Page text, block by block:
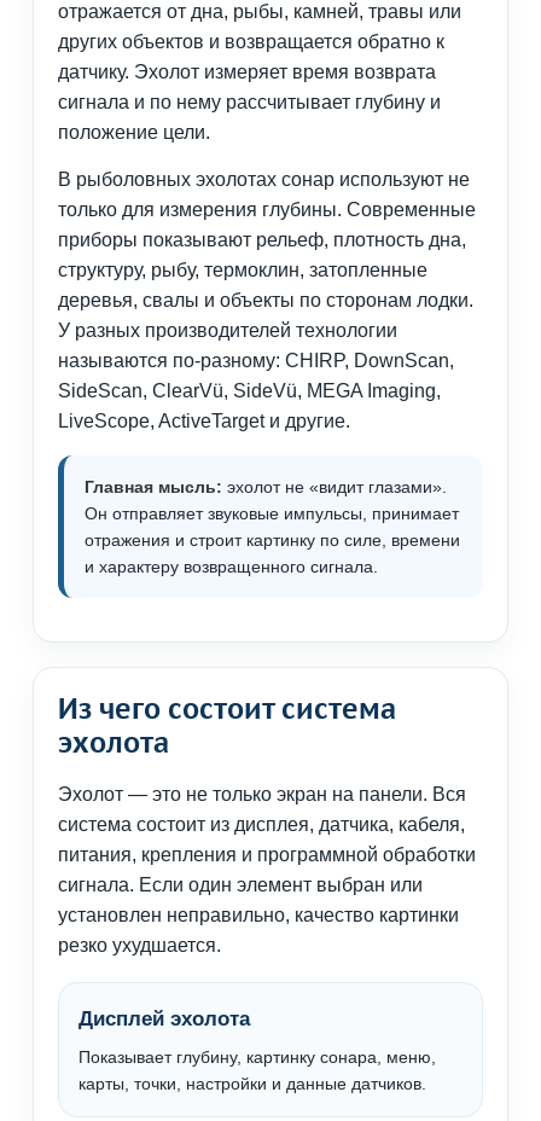
отражается от дна, рыбы, камней, травы или
других объектов и возвращается обратно к
датчику. Эхолот измеряет время возврата
сигнала и по нему рассчитывает глубину и
положение цели.
В рыболовных эхолотах сонар используют не
только для измерения глубины. Современные
приборы показывают рельеф, плотность дна,
структуру, рыбу, термоклин, затопленные
деревья, свалы и объекты по сторонам лодки.
У разных производителей технологии
называются по-разному: CHIRP, DownScan,
SideScan, ClearVü, SideVü, MEGA Imaging,
LiveScope, ActiveTarget и другие.
Главная мысль: эхолот не «видит глазами».
Он отправляет звуковые импульсы, принимает
отражения и строит картинку по силе, времени
и характеру возвращенного сигнала.
Из чего состоит система
эхолота
Эхолот — это не только экран на панели. Вся
система состоит из дисплея, датчика, кабеля,
питания, крепления и программной обработки
сигнала. Если один элемент выбран или
установлен неправильно, качество картинки
резко ухудшается.
Дисплей эхолота
Показывает глубину, картинку сонара, меню,
карты, точки, настройки и данные датчиков.